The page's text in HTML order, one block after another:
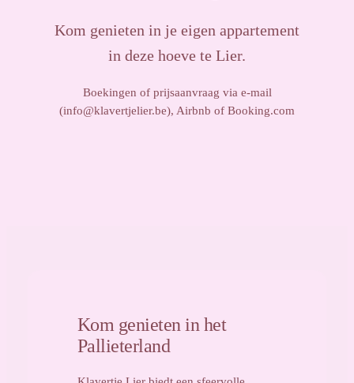
Kom genieten in je eigen appartement
in deze hoeve te Lier.
Boekingen of prijsaanvraag via e-mail
(info@klavertjelier.be), Airbnb of Booking.com
Kom genieten in het
Pallieterland